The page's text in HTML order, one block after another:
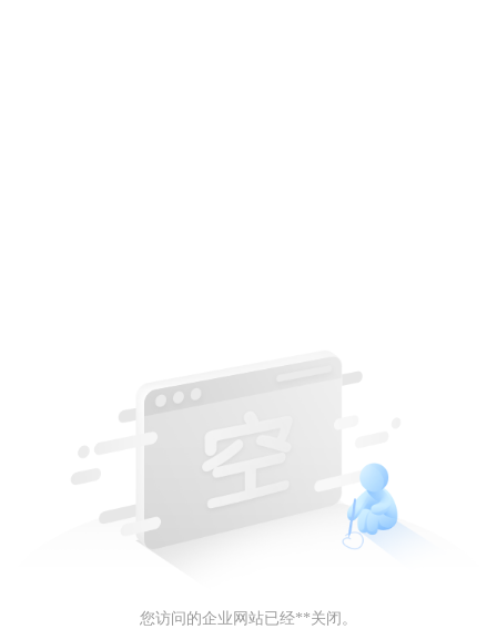
您访问的企业网站已经**关闭。